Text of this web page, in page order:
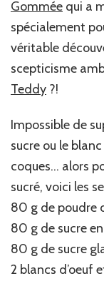
Gommée qui a
spécialement
véritable
scepticisme
Teddy ?!
Impossible de
sucre ou le
coques… alors
sucré, voici les
80 g de poudre
80 g de sucre
80 g de sucre
2 blancs d’oeuf